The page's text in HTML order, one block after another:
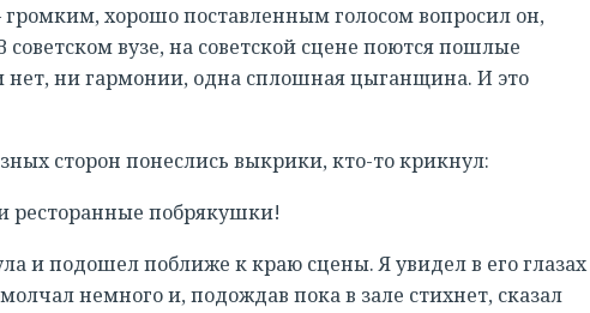
громким, хорошо поставленным голосом вопросил он,
советском вузе, на советской сцене поются пошлые
ни гармонии, одна сплошная цыганщина. И это
сторон понеслись выкрики, кто-то крикнул:
ресторанные побрякушки!
и подошел поближе к краю сцены. Я увидел в его глазах
немного и, подождав пока в зале стихнет, сказал
РЕГИСТРАЦИЯ